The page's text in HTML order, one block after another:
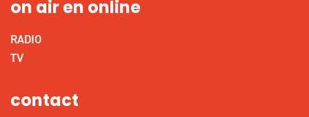
on air en online
RADIO
TV
contact